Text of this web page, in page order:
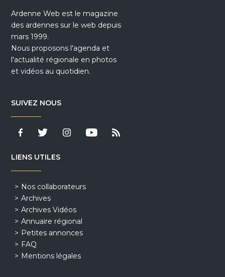
Ardenne Web est le magazine
des ardennes sur le web depuis
mars 1999.
Nous proposons l'agenda et
l'actualité régionale en photos
et vidéos au quotidien.
SUIVEZ NOUS
LIENS UTILES
Nos collaborateurs
Archives
Archives Vidéos
Annuaire régional
Petites annonces
FAQ
Mentions légales